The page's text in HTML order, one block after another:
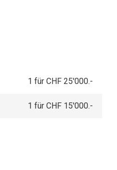
1 für CHF 25'000.-
1 für CHF 15'000.-